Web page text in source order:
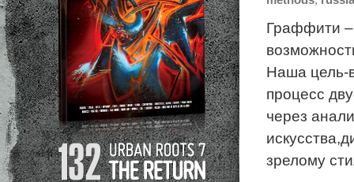
Граффити –
Наша цель-
процесс
через
зрелому